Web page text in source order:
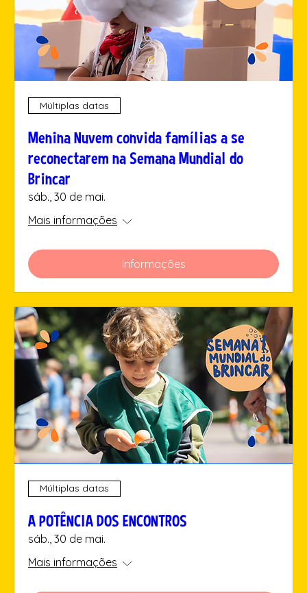
Múltiplas datas
Menina Nuvem convida famílias a se
reconectarem na Semana Mundial do
Brincar
sáb., 30 de mai.
Mais informações
Informações
Múltiplas datas
A POTÊNCIA DOS ENCONTROS
sáb., 30 de mai.
Mais informações